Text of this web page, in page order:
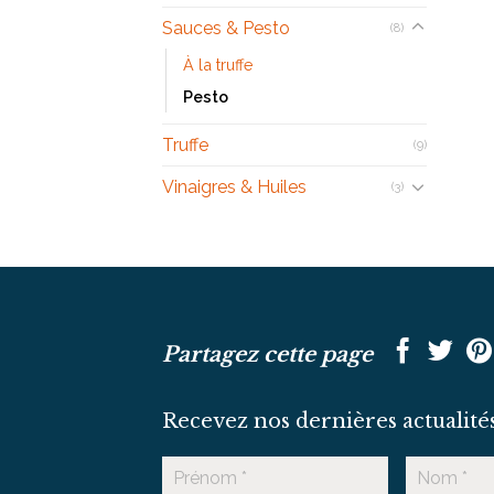
Sauces & Pesto (8)
À la truffe
Pesto
Truffe (9)
Vinaigres & Huiles (3)
Partagez cette page
Recevez nos dernières